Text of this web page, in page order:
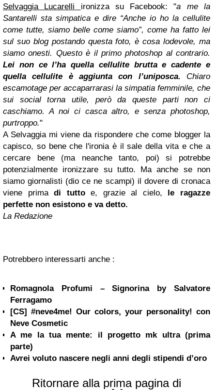
Selvaggia Lucarelli ironizza su Facebook: "a me la
Santarelli sta simpatica e dire “Anche io ho la cellulite
come tutte, siamo belle come siamo”, come ha fatto lei
sul suo blog postando questa foto, è cosa lodevole, ma
siamo onesti. Questo è il primo photoshop al contrario.
Lei non ce l’ha quella cellulite brutta e cadente e
quella cellulite è aggiunta con l’uniposca. Chiaro
escamotage per accaparrarasi la simpatia femminile, che
sui social torna utile, però da queste parti non ci
caschiamo. A noi ci casca altro, e senza photoshop,
purtroppo."
A Selvaggia mi viene da rispondere che come blogger la
capisco, so bene che l'ironia è il sale della vita e che a
cercare bene (ma neanche tanto, poi) si potrebbe
potenzialmente ironizzare su tutto. Ma anche se non
siamo giornalisti (dio ce ne scampi) il dovere di cronaca
viene primadi tuttoe, grazie al cielo, le ragazze
perfette non esistono e va detto.
La Redazione
Potrebbero interessarti anche :
Romagnola Profumi – Signorina by Salvatore
Ferragamo
[CS] #neve4me! Our colors, your personality! con
Neve Cosmetic
A me la tua mente: il progetto mk ultra (prima
parte)
Avrei voluto nascere negli anni degli stipendi d’oro
Ritornare alla prima pagina di